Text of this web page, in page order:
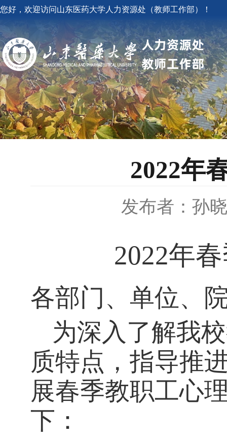
您好，欢迎访问山东医药大学人力资源处（教师工作部）！
2022年
发布者：孙晓
2022年
各部门、单位、
为深入了解我
质特点，指导推
展春季教职工心
下：